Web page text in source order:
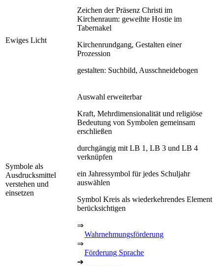
Ewiges Licht
Zeichen der Präsenz Christi im
Kirchenraum: geweihte Hostie im
Tabernakel
Kirchenrundgang, Gestalten einer
Prozession
gestalten: Suchbild, Ausschneidebogen
Symbole als
Ausdrucksmittel
verstehen und
einsetzen
Auswahl erweiterbar
Kraft, Mehrdimensionalität und religiöse
Bedeutung von Symbolen gemeinsam
erschließen
durchgängig mit LB 1, LB 3 und LB 4
verknüpfen
ein Jahressymbol für jedes Schuljahr
auswählen
Symbol Kreis als wiederkehrendes Element
berücksichtigen
⇒
Wahrnehmungsförderung
⇒
Förderung Sprache
➔